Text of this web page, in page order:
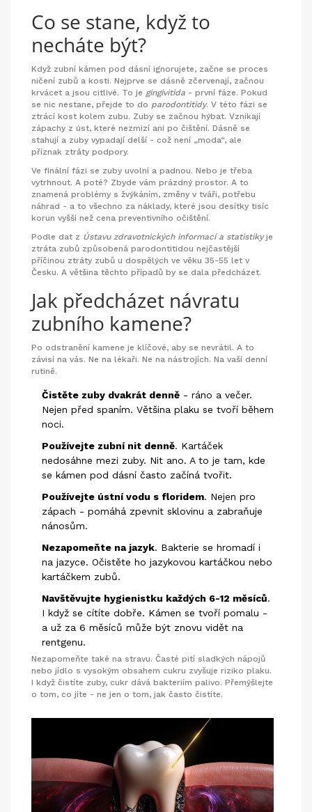
Co se stane, když to
necháte být?
Když zubní kámen pod dásní ignorujete, začne se proces
ničení zubů a kosti. Nejprve se dásně zčervenají, začnou
krvácet a jsou citlivé. To je gingivitida - první fáze. Pokud
se nic nestane, přejde to do parodontitidy. V této fázi se
ztrácí kost kolem zubu. Zuby se začnou hýbat. Vznikají
zápachy z úst, které nezmizí ani po čištění. Dásně se
stahují a zuby vypadají delší - což není „moda“, ale
příznak ztráty podpory.
Ve finální fázi se zuby uvolní a padnou. Nebo je třeba
vytrhnout. A poté? Zbyde vám prázdný prostor. A to
znamená problémy s žvýkáním, změny v tváři, potřebu
náhrad - a to všechno za náklady, které jsou desítky tisíc
korun vyšší než cena preventivního očištění.
Podle dat z Ústavu zdravotnických informací a statistikyje
ztráta zubů způsobená parodontitidou nejčastější
příčinou ztráty zubů u dospělých ve věku 35-55 let v
Česku. A většina těchto případů by se dala předcházet.
Jak předcházet návratu
zubního kamene?
Po odstranění kamene je klíčové, aby se nevrátil. A to
závisí na vás. Ne na lékaři. Ne na nástrojích. Na vaší denní
rutině.
Čistěte zuby dvakrát denně - ráno a večer.
Nejen před spaním. Většina plaku se tvoří během
noci.
Používejte zubní nit denně. Kartáček
nedosáhne mezi zuby. Nit ano. A to je tam, kde
se kámen pod dásní často začíná tvořit.
Používejte ústní vodu s floridem. Nejen pro
zápach - pomáhá zpevnit sklovinu a zabraňuje
nánosům.
Nezapomeňte na jazyk. Bakterie se hromadí i
na jazyce. Očistěte ho jazykovou kartáčkou nebo
kartáčkem zubů.
Navštěvujte hygienistku každých 6-12 měsíců.
I když se cítíte dobře. Kámen se tvoří pomalu -
a už za 6 měsíců může být znovu vidět na
rentgenu.
Nezapomeňte také na stravu. Časté pití sladkých nápojů
nebo jídlo s vysokým obsahem cukru zvyšuje riziko plaku.
I když čistíte zuby, cukr dává bakteriím palivo. Přemýšlejte
o tom, co jíte - ne jen o tom, jak často čistíte.